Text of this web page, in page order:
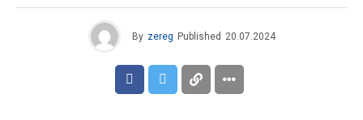
By zereg Published 20.07.2024